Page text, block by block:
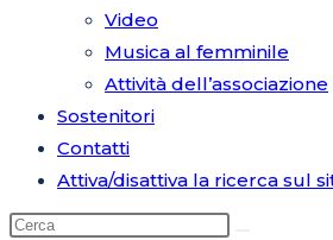
Video
Musica al femminile
Attività dell’associazione
Sostenitori
Contatti
Attiva/disattiva la ricerca sul